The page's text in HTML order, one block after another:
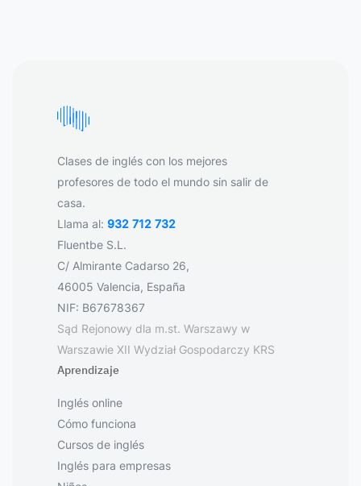
Clases de inglés con los mejores
profesores de todo el mundo sin salir de
casa.
Llama al: 932 712 732
Fluentbe S.L.
C/ Almirante Cadarso 26,
46005 Valencia, España
NIF: B67678367
Sąd Rejonowy dla m.st. Warszawy w
Warszawie XII Wydział Gospodarczy KRS
Aprendizaje
Inglés online
Cómo funciona
Cursos de inglés
Inglés para empresas